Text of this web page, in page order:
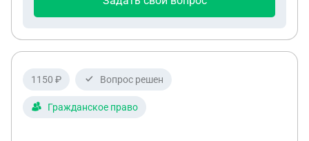
1150 ₽ Вопрос решен
Гражданское право